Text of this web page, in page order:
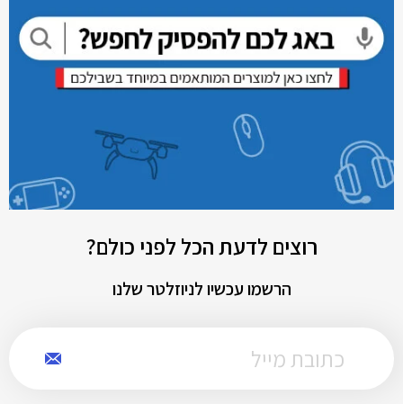
רוצים לדעת הכל לפני כולם?
הרשמו עכשיו לניוזלטר שלנו